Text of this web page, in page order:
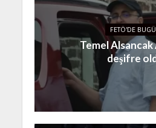
FETÖ'DE
Temel Alsancak
deşifre